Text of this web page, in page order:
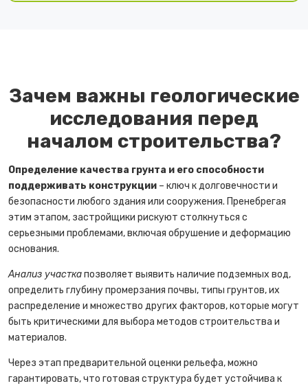
Зачем важны геологические
исследования перед
началом строительства?
Определение качества грунта и его способности
поддерживать конструкции – ключ к долговечности и
безопасности любого здания или сооружения. Пренебрегая
этим этапом, застройщики рискуют столкнуться с
серьезными проблемами, включая обрушение и деформацию
основания.
Анализ участкапозволяет выявить наличие подземных вод,
определить глубину промерзания почвы, типы грунтов, их
распределение и множество других факторов, которые могут
быть критическими для выбора методов строительства и
материалов.
Через этап предварительной оценки рельефа, можно
гарантировать, что готовая структура будет устойчива к